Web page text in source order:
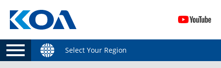
Select Your Region